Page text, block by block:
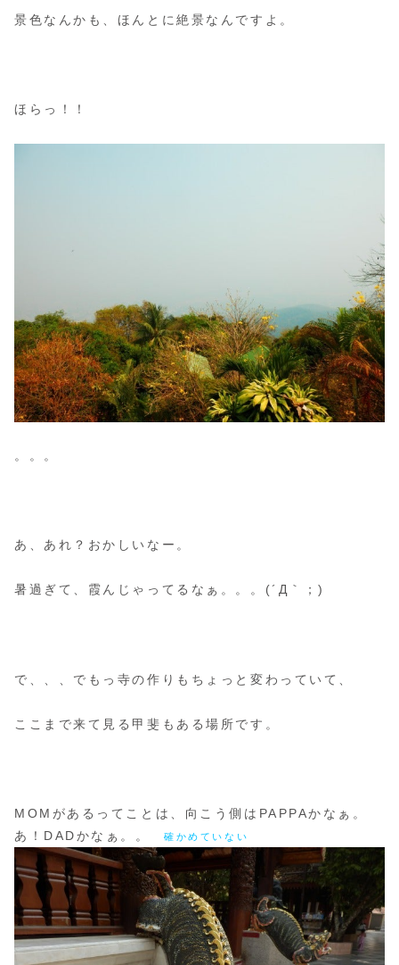
景色なんかも、ほんとに絶景なんですよ。
ほらっ！！
。。。
あ、あれ？おかしいなー。
暑過ぎて、霞んじゃってるなぁ。。。(´Д｀；)
で、、、でもっ寺の作りもちょっと変わっていて、
ここまで来て見る甲斐もある場所です。
MOMがあるってことは、向こう側はPAPPAかなぁ。
あ！DADかなぁ。。
確かめていない